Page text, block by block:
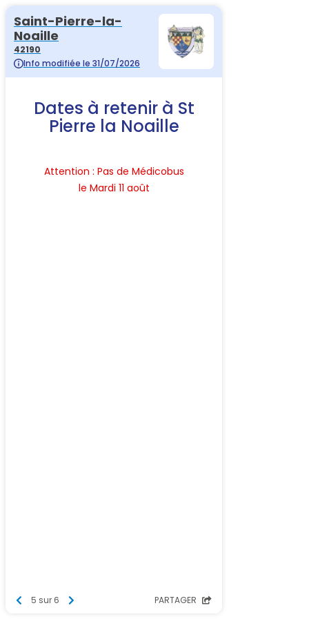
Saint-Pierre-la-
Noaille
42190
Info modifiée le 31/07/2026
Dates à retenir à St
Pierre la Noaille
Attention : Pas de Médicobus
le Mardi 11 août
5 sur 6 PARTAGER